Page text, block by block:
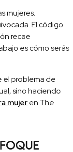
mujeres.
El código
recae
es cómo serás
el problema de
sino haciendo
mujeren The